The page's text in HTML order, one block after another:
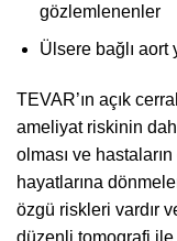
gözlemlenenler
Ülsere bağlı aort
TEVAR’ın açık
ameliyat riskinin
olması ve
hayatlarına
özgü riskleri vardır
düzenli tomografi